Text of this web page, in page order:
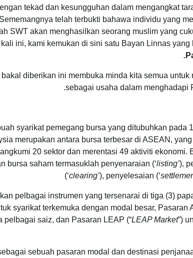
tekad dan kesungguhan dalam mengangkat
telah terbukti bahawa individu yang
SWT akan menghasilkan seorang muslim yang
ini, kami kemukan di sini satu Bayan Linnas
diberikan ini membuka minda kita semua
sebagai usaha dalam menghadapi
syarikat pemegang bursa yang ditubuhkan pada
merupakan antara bursa terbesar di ASEAN,
20 sektor dan merentasi 49 aktiviti ekonomi.
bursa saham termasuklah penyenaraian (‘listing’),
(‘clearing’), penyelesaian (‘
pelbagai instrumen yang tersenarai di tiga (3)
syarikat terkemuka dengan modal besar, Pasaran
pelbagai saiz, dan Pasaran LEAP (“LEAP Market”)
sebuah pasaran modal dan destinasi